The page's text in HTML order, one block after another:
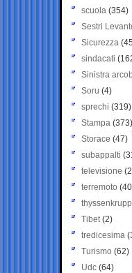
scuola (354)
Sestri
Sicurezza
sindacati
Sinistra
Soru (4)
sprechi (319)
Stampa (373)
Storace (47)
subappalti
televisione
terremoto
thyssenkrupp
Tibet(2)
tredicesima
Turismo (62)
Udc (64)